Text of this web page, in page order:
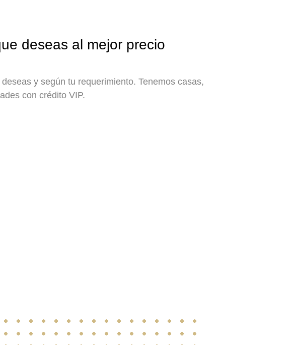
deseas al mejor precio
y según tu requerimiento. Tenemos casas,
con crédito VIP.